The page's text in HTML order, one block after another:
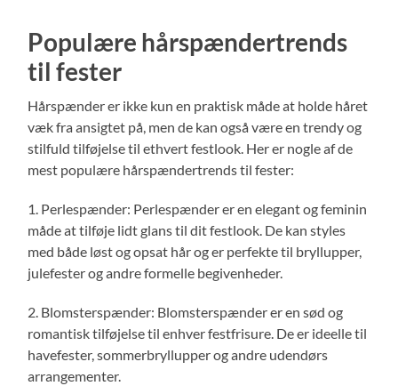
Populære hårspændertrends
til fester
Hårspænder er ikke kun en praktisk måde at holde håret
væk fra ansigtet på, men de kan også være en trendy og
stilfuld tilføjelse til ethvert festlook. Her er nogle af de
mest populære hårspændertrends til fester:
1. Perlespænder: Perlespænder er en elegant og feminin
måde at tilføje lidt glans til dit festlook. De kan styles
med både løst og opsat hår og er perfekte til bryllupper,
julefester og andre formelle begivenheder.
2. Blomsterspænder: Blomsterspænder er en sød og
romantisk tilføjelse til enhver festfrisure. De er ideelle til
havefester, sommerbryllupper og andre udendørs
arrangementer.